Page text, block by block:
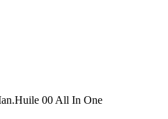
00 All In One